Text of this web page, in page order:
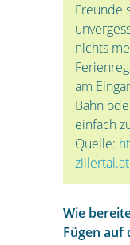
Freunde
nichts
am
Bahn
einfach
Quelle:
zillertal.at
Wie
Fügen auf